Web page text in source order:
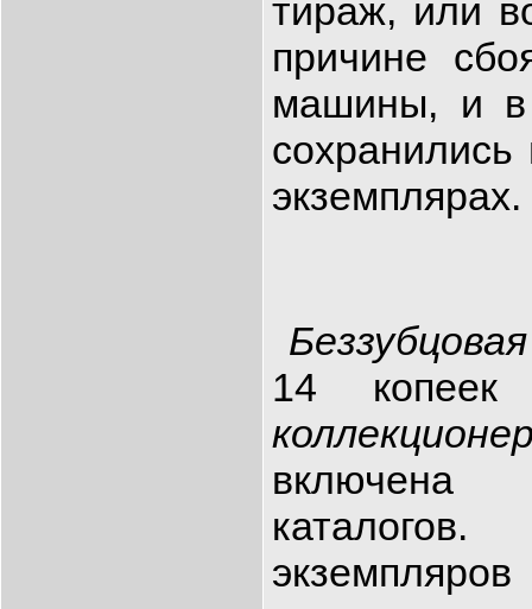
тираж, или
причине
машины, и в
сохранились
экземплярах.
14 копеек
включена